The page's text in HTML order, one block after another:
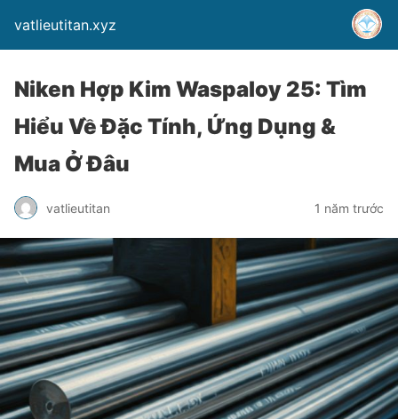
vatlieutitan.xyz
Niken Hợp Kim Waspaloy 25: Tìm
Hiểu Về Đặc Tính, Ứng Dụng &
Mua Ở Đâu
vatlieutitan 1 năm trước